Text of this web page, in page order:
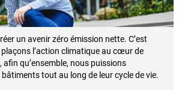
un avenir zéro émission nette. C’est
l’action climatique au cœur de
afin qu’ensemble, nous puissions
tout au long de leur cycle de vie.